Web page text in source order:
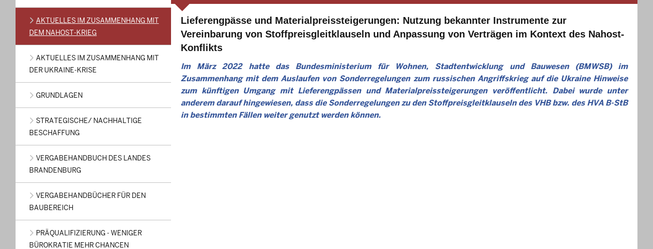
AKTUELLES IM ZUSAMMENHANG MIT
DEM NAHOST-KRIEG
AKTUELLES IM ZUSAMMENHANG MIT
DER UKRAINE-KRISE
GRUNDLAGEN
STRATEGISCHE/ NACHHALTIGE
BESCHAFFUNG
VERGABEHANDBUCH DES LANDES
BRANDENBURG
VERGABEHANDBÜCHER FÜR DEN
BAUBEREICH
PRÄQUALIFIZIERUNG - WENIGER
BÜROKRATIE MEHR CHANCEN
PRESSEMITTEILUNG
Lieferengpässe und Materialpreissteigerungen: Nutzung bekannter Instrumente zur
Vereinbarung von Stoffpreisgleitklauseln und Anpassung von Verträgen im Kontext des Nahost-
Konflikts
Im März 2022 hatte das Bundesministerium für Wohnen, Stadtentwicklung und Bauwesen (BMWSB) im
Zusammenhang mit dem Auslaufen von Sonderregelungen zum russischen Angriffskrieg auf die Ukraine Hinweise
zum künftigen Umgang mit Lieferengpässen und Materialpreissteigerungen veröffentlicht. Dabei wurde unter
anderem darauf hingewiesen, dass die Sonderregelungen zu den Stoffpreisgleitklauseln des VHB bzw. des HVA B-StB
in bestimmten Fällen weiter genutzt werden können.